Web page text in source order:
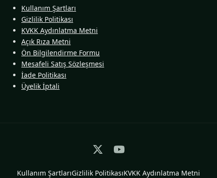
Kullanım Şartları
Gizlilik Politikası
KVKK Aydınlatma Metni
Açık Rıza Metni
Ön Bilgilendirme Formu
Mesafeli Satış Sözleşmesi
İade Politikası
Üyelik İptali
Kullanım ŞartlarıGizlilik PolitikasıKVKK Aydınlatma Metni